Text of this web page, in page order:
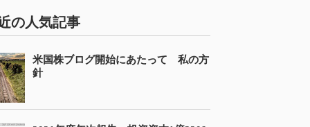
の人気記事
米国株ブログ開始にあたって 私の方
針